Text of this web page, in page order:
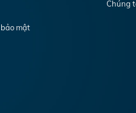
Chúng
mật